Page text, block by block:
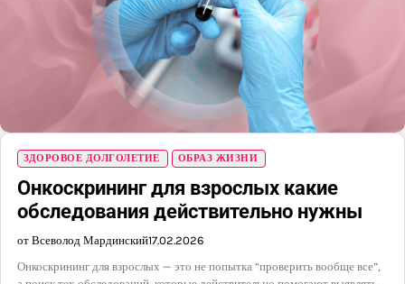
ЗДОРОВОЕ ДОЛГОЛЕТИЕ ОБРАЗ ЖИЗНИ
Онкоскрининг для взрослых какие
обследования действительно нужны
от Всеволод Мардинский17.02.2026
Онкоскрининг для взрослых — это не попытка “проверить вообще все”,